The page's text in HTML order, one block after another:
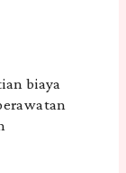
biaya